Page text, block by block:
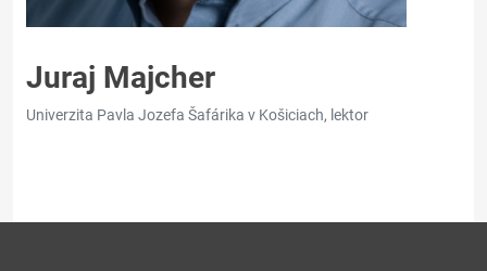
Juraj Majcher
Univerzita Pavla Jozefa Šafárika v Košiciach, lektor